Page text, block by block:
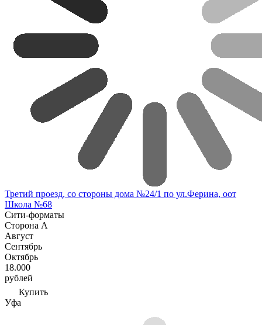
Третий проезд, со стороны дома №24/1 по ул.Ферина, оот
Школа №68
Сити-форматы
Сторона А
Август
Сентябрь
Октябрь
18.000
рублей
Купить
Уфа